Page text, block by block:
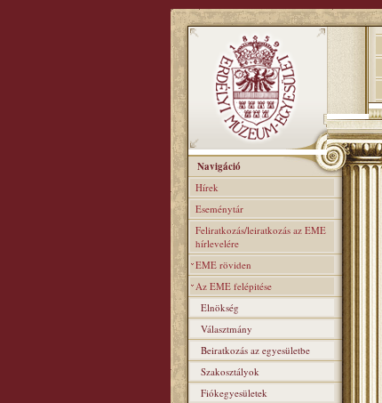
Navigáció
Hírek
Eseménytár
Feliratkozás/leiratkozás az EME
hírlevelére
EME röviden
Az EME felépitése
Elnökség
Választmány
Beiratkozás az egyesületbe
Szakosztályok
Fiókegyesületek